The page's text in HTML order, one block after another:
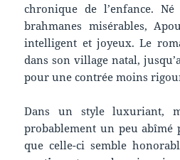
chronique de l’enfance.
brahmanes misérables,
intelligent et joyeux. Le
dans son village natal,
pour une contrée moins
Dans un style luxuriant,
probablement un peu abîmé
que celle-ci semble